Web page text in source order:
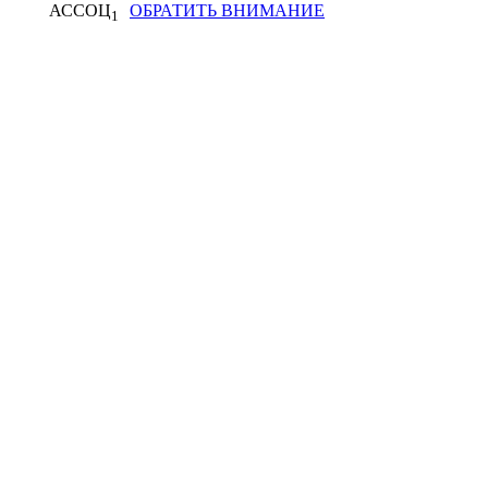
АССОЦ1 ОБРАТИТЬ ВНИМАНИЕ